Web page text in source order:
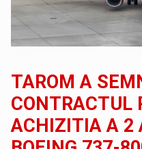
TAROM A
CONTRACTUL
ACHIZITIA A 2